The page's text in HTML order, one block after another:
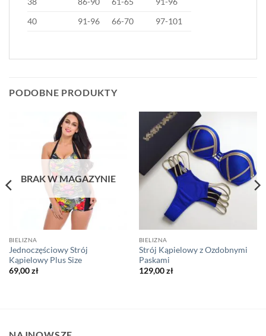
40
91-96 66-70 97-101
PODOBNE PRODUKTY
BRAK W MAGAZYNIE
BIELIZNA
Jednoczęściowy Strój
Kąpielowy Plus Size
69,00zł
BIELIZNA
Strój Kąpielowy z Ozdobnymi
Paskami
129,00zł